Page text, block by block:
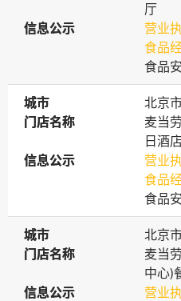
厅
信息公示
信息公示
营业
食品
食品
城市
城市
北京
门店名称
门店名称
麦当
日酒
信息公示
信息公示
营业
食品
食品
城市
城市
北京
门店名称
门店名称
麦当
中心)
信息公示
信息公示
营业